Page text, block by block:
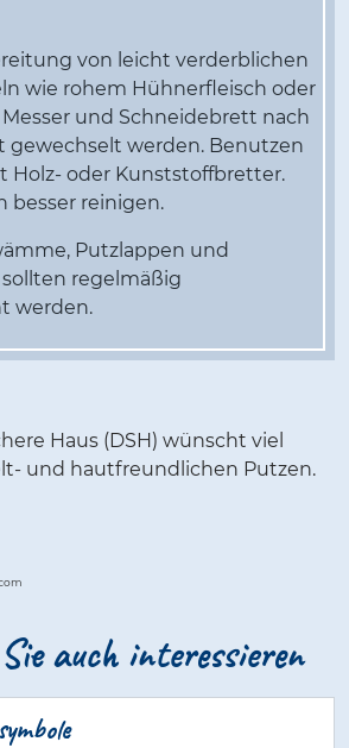
von leicht verderblichen
wie rohem Hühnerfleisch oder
Messer und Schneidebrett nach
gewechselt werden. Benutzen
Holz- oder Kunststoffbretter.
besser reinigen.
Putzlappen und
regelmäßig
werden.
Haus (DSH) wünscht viel
und hautfreundlichen Putzen.
auch interessieren